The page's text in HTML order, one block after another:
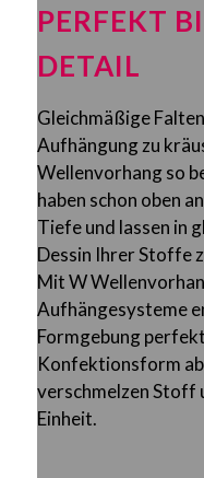
PERFEKT
DETAIL
Gleichmäßige
Aufhängung zu
Wellenvorhang so
haben schon oben
Tiefe und lassen in
Dessin Ihrer Stoffe
Mit W
Aufhängesysteme
Formgebung
Konfektionsform
verschmelzen Stoff
Einheit.